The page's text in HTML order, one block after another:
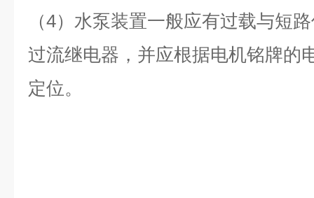
（4）水泵装置一般应有过载与短
过流继电器，并应根据电机铭牌的
定位。